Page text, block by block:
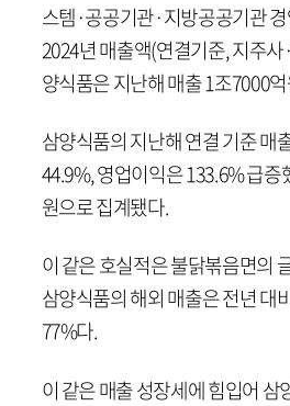
스템·공공기관·지방공공기관
2024년 매출액(연결기준, 지주
양식품은 지난해 매출 1조7000
삼양식품의 지난해 연결 기준 매
44.9%, 영업이익은 133.6% 급
원으로 집계됐다.
이 같은 호실적은 불닭볶음면의
삼양식품의 해외 매출은 전년 대
77%다.
이 같은 매출 성장세에 힘입어